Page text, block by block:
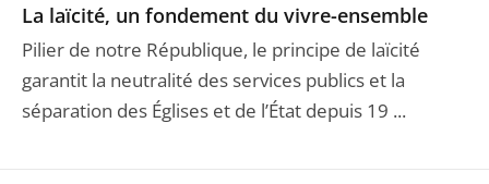
La laïcité, un fondement du vivre-ensemble
Pilier de notre République, le principe de laïcité
garantit la neutralité des services publics et la
séparation des Églises et de l’État depuis 19 ...